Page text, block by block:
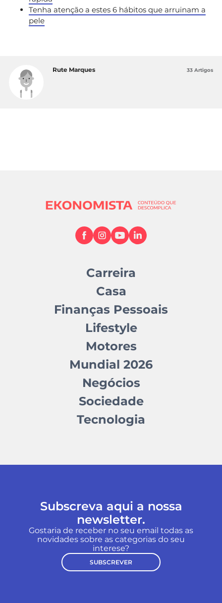
Tenha atenção a estes 6 hábitos que arruinam a
pele
Rute Marques 33 Artigos
Carreira
Casa
Finanças Pessoais
Lifestyle
Motores
Mundial 2026
Negócios
Sociedade
Tecnologia
Subscreva aqui a nossa
newsletter.
Gostaria de receber no seu email todas as
novidades sobre as categorias do seu
interese?
SUBSCREVER